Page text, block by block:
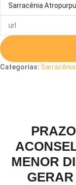
Categorias:
MENOR